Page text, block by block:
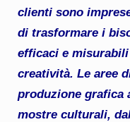
clienti sono
di trasformare i
efficaci e
creatività. Le aree
produzione grafica
mostre culturali,